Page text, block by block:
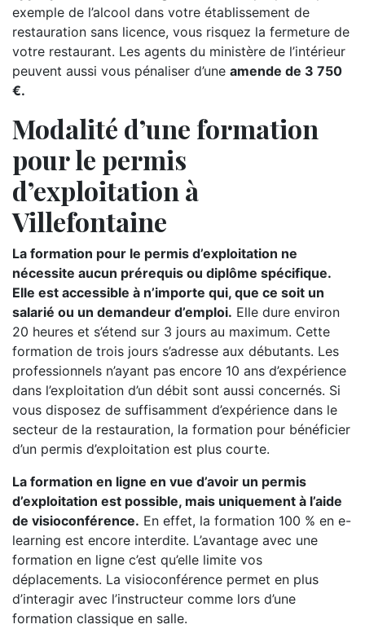
exemple de l’alcool dans votre établissement de
restauration sans licence, vous risquez la fermeture de
votre restaurant. Les agents du ministère de l’intérieur
peuvent aussi vous pénaliser d’une amende de 3 750
€.
Modalité d’une formation
pour le permis
d’exploitation à
Villefontaine
La formation pour le permis d’exploitation ne
nécessite aucun prérequis ou diplôme spécifique.
Elle est accessible à n’importe qui, que ce soit un
salarié ou un demandeur d’emploi. Elle dure environ
20 heures et s’étend sur 3 jours au maximum. Cette
formation de trois jours s’adresse aux débutants. Les
professionnels n’ayant pas encore 10 ans d’expérience
dans l’exploitation d’un débit sont aussi concernés. Si
vous disposez de suffisamment d’expérience dans le
secteur de la restauration, la formation pour bénéficier
d’un permis d’exploitation est plus courte.
La formation en ligne en vue d’avoir un permis
d’exploitation est possible, mais uniquement à l’aide
de visioconférence. En effet, la formation 100 % en e-
learning est encore interdite. L’avantage avec une
formation en ligne c’est qu’elle limite vos
déplacements. La visioconférence permet en plus
d’interagir avec l’instructeur comme lors d’une
formation classique en salle.